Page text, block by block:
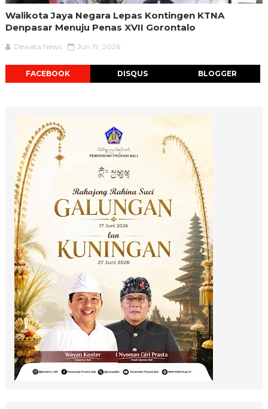
Walikota Jaya Negara Lepas Kontingen KTNA
Denpasar Menuju Penas XVII Gorontalo
Dewata News Jun 19, 2026
FACEBOOK DISQUS BLOGGER